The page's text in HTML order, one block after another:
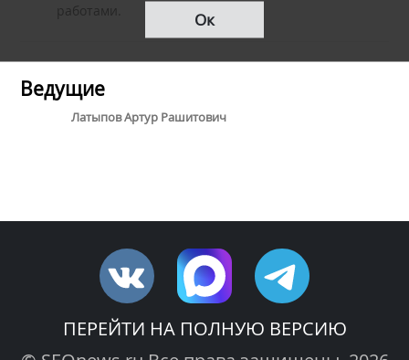
работами.
Ведущие
Латыпов Артур Рашитович
Ок
ПЕРЕЙТИ НА ПОЛНУЮ ВЕРСИЮ